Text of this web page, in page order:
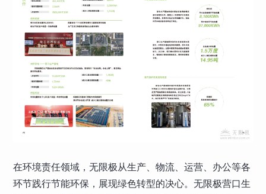
在环境责任领域，无限极从生产、物流、运营、办公等各
环节践行节能环保，展现绿色转型的决心。无限极营口生